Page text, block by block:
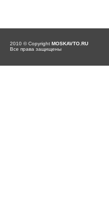
2010 © Copyright MOSKAVTO.RU
Все права защищены